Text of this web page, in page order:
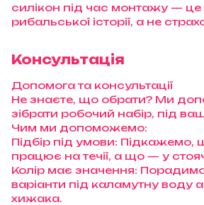
силікон під час монтажу —
рибальської історії, а не
Консультація
Допомога та консультації
Не знаєте, що обрати? Ми
зібрати робочий набір, під
Чим ми допоможемо:
Підбір під умови:
працює на течії, а що — у
Колір має значення: Порадимо
варіанти під каламутну воду
хижака.